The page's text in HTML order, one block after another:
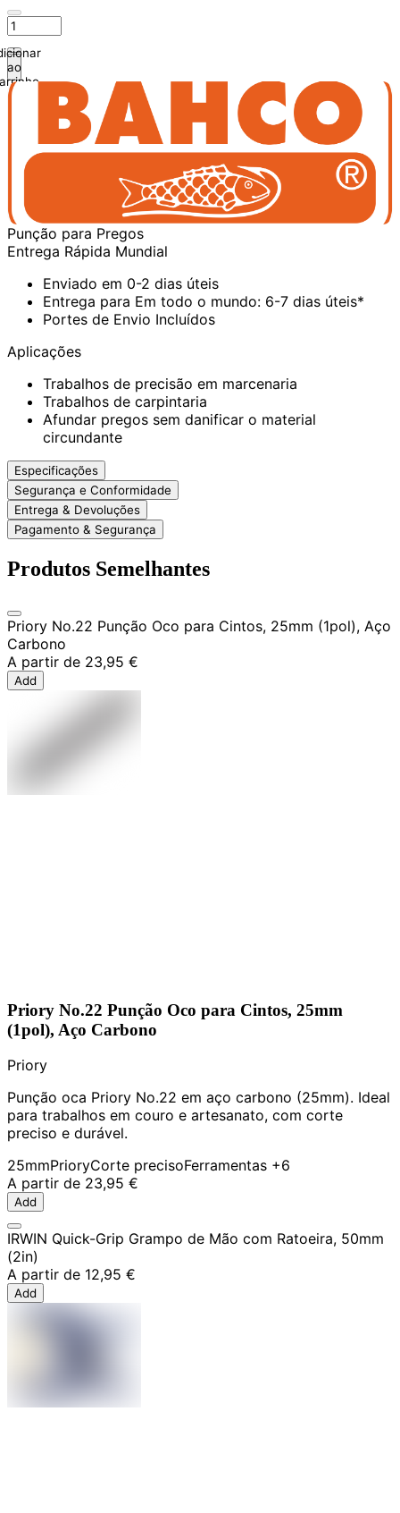
ao
Punção para Pregos
Entrega Rápida Mundial
Enviado em 0-2 dias úteis
Entrega para Em todo o mundo: 6-7 dias úteis*
Portes de Envio Incluídos
Aplicações
Trabalhos de precisão em marcenaria
Trabalhos de carpintaria
Afundar pregos sem danificar o material
circundante
Especificações
Segurança e Conformidade
Entrega & Devoluções
Pagamento & Segurança
Produtos Semelhantes
Priory No.22 Punção Oco para Cintos, 25mm (1pol), Aço
Carbono
A partir de 23,95 €
Add
Priory No.22 Punção Oco para Cintos, 25mm
(1pol), Aço Carbono
Priory
Punção oca Priory No.22 em aço carbono (25mm). Ideal
para trabalhos em couro e artesanato, com corte
preciso e durável.
25mmPrioryCorte precisoFerramentas +6
A partir de 23,95 €
Add
IRWIN Quick-Grip Grampo de Mão com Ratoeira, 50mm
(2in)
A partir de 12,95 €
Add